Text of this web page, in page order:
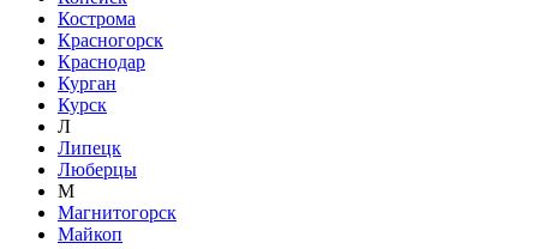
Кострома
Красногорск
Краснодар
Курган
Курск
Л
Липецк
Люберцы
М
Магнитогорск
Майкоп